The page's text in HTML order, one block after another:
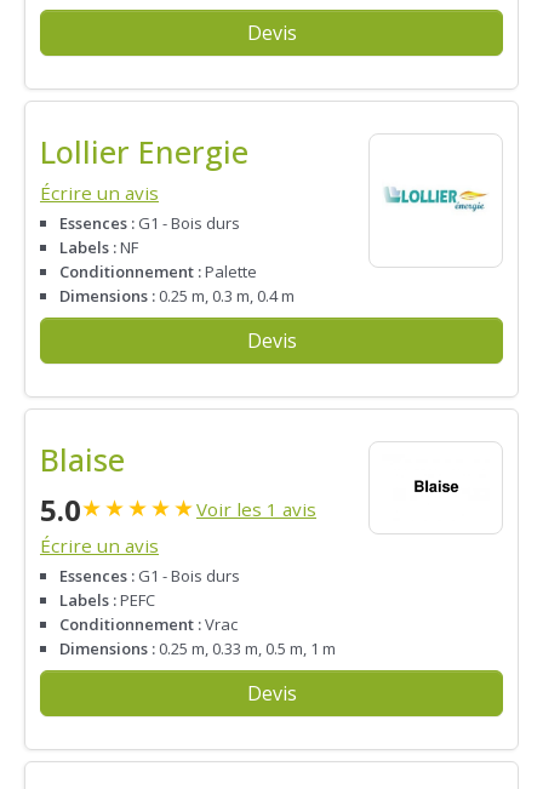
Devis
Lollier Energie
Écrire un avis
Essences : G1 - Bois durs
Labels :NF
Conditionnement :Palette
Dimensions : 0.25 m, 0.3 m, 0.4 m
Devis
Blaise
5.0★★★★★Voir les 1 avis
Écrire un avis
Essences : G1 - Bois durs
Labels :PEFC
Conditionnement :Vrac
Dimensions : 0.25 m, 0.33 m, 0.5 m, 1 m
Devis